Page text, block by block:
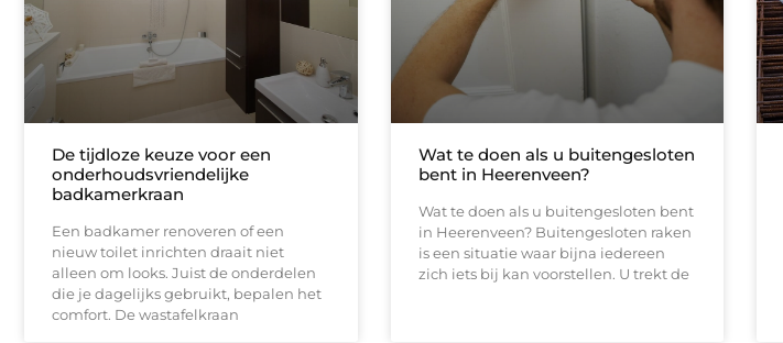
De tijdloze keuze voor een
onderhoudsvriendelijke
badkamerkraan
Een badkamer renoveren of een
nieuw toilet inrichten draait niet
alleen om looks. Juist de onderdelen
die je dagelijks gebruikt, bepalen het
comfort. De wastafelkraan
Wat te doen als u buitengesloten
bent in Heerenveen?
Wat te doen als u buitengesloten bent
in Heerenveen? Buitengesloten raken
is een situatie waar bijna iedereen
zich iets bij kan voorstellen. U trekt de